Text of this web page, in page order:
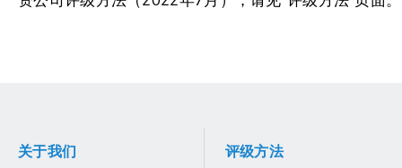
关于我们 评级方法